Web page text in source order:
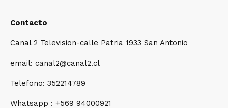
Contacto
Canal 2 Television-calle Patria 1933 San Antonio
email: canal2@canal2.cl
Telefono: 352214789
Whatsapp : +569 94000921